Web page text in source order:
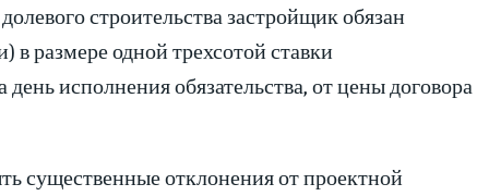
строительства застройщик обязан
в размере одной трехсотой ставки
исполнения обязательства, от цены договора
существенные отклонения от проектной